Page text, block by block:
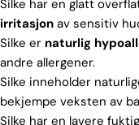
irritasjon av sensitiv
Silke er naturlig
andre allergener.
Silke inneholder
bekjempe veksten av
Silke har en lavere